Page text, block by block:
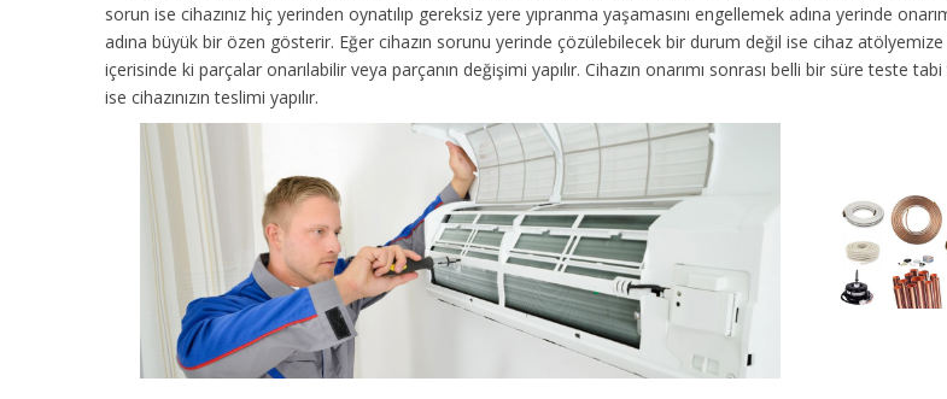
sorun ise cihazınız hiç yerinden oynatılıp gereksiz yere yıpranma yaşamasını engellemek adına yerinde
adına büyük bir özen gösterir. Eğer cihazın sorunu yerinde çözülebilecek bir durum değil ise cihaz atölyemize
içerisinde ki parçalar onarılabilir veya parçanın değişimi yapılır. Cihazın onarımı sonrası belli bir süre
ise cihazınızın teslimi yapılır.